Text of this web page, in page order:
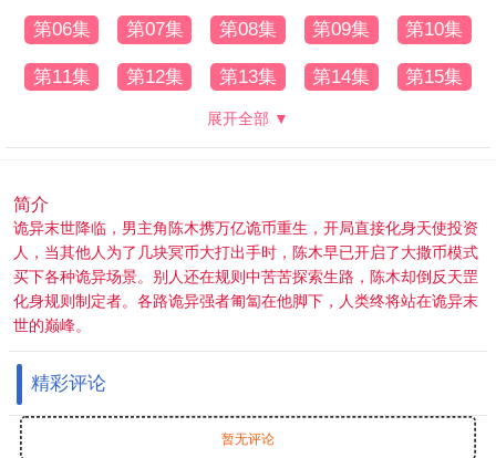
第06集 第07集 第08集 第09集 第10集
第11集 第12集 第13集 第14集 第15集
展开全部 ▼
简介
诡异末世降临，男主角陈木携万亿诡币重生，开局直接化身天使投资
人，当其他人为了几块冥币大打出手时，陈木早已开启了大撒币模式
买下各种诡异场景。别人还在规则中苦苦探索生路，陈木却倒反天罡
化身规则制定者。各路诡异强者匍匐在他脚下，人类终将站在诡异末
世的巅峰。
精彩评论
暂无评论